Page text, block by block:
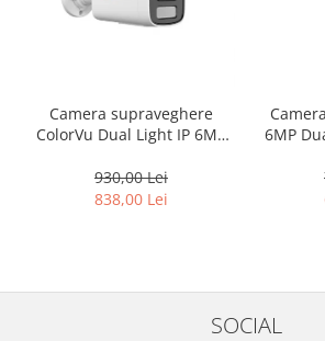
Camera supraveghere
ColorVu Dual Light IP 6MP
Albă 50m Microfon –
HIKVISION DS-2CD1T67G2H-
930,00 Lei
838,00 Lei
6MP
SOCIAL